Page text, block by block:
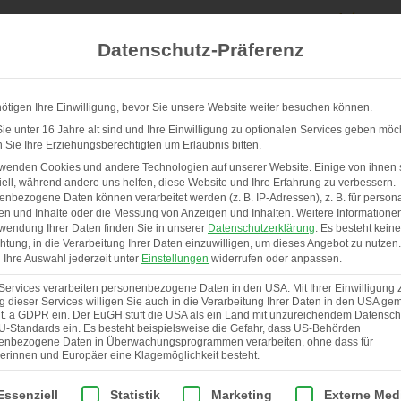
UNSERE STÄLLE & SERVICE
Datenschutz-Präferenz
Ihre Einwilligung, bevor Sie unsere Website weiter besuchen können.
unter 16 Jahre alt sind und Ihre Einwilligung zu optionalen Services geben
Sie Ihre Erziehungsberechtigten um Erlaubnis bitten.
Cookies und andere Technologien auf unserer Website. Einige von ihnen
während andere uns helfen, diese Website und Ihre Erfahrung zu verbessern.
Daten können verarbeitet werden (z. B. IP-Adressen), z. B. für
und Inhalte oder die Messung von Anzeigen und Inhalten. Weitere
Ihrer Daten finden Sie in unserer Datenschutzerklärung. Es besteht keine
in die Verarbeitung Ihrer Daten einzuwilligen, um dieses Angebot zu nutzen.
Ihre Auswahl jederzeit unter Einstellungen widerrufen oder anpassen.
verarbeiten personenbezogene Daten in den USA. Mit Ihrer Einwilligung
dieser Services willigen Sie auch in die Verarbeitung Ihrer Daten in den USA
a GDPR ein. Der EuGH stuft die USA als ein Land mit unzureichendem
Standards ein. Es besteht beispielsweise die Gefahr, dass US-Behörden
Daten in Überwachungsprogrammen verarbeiten, ohne dass für
und Europäer eine Klagemöglichkeit besteht.
eine Liste der Service-Gruppen, für die eine Einwilligung
Statistik Marketing Externe